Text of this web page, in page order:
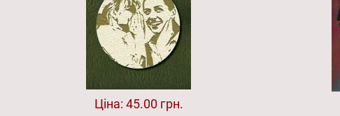
Ціна: 45.00 грн.